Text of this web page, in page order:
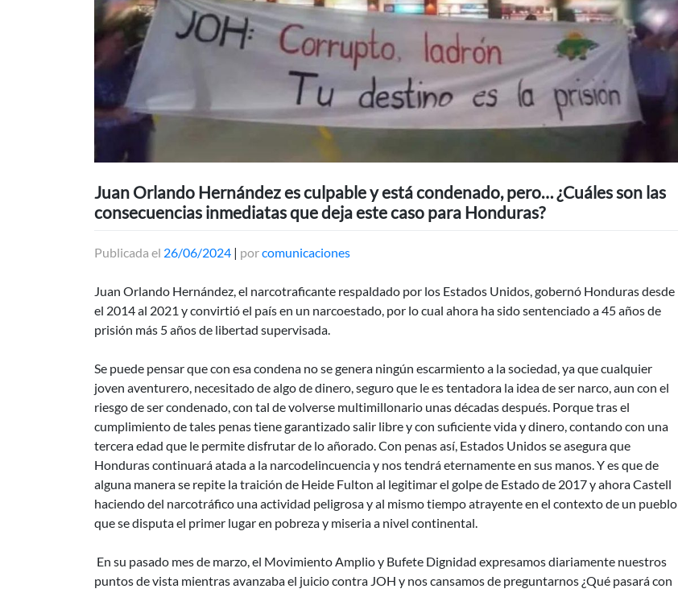
Juan Orlando Hernández es culpable y está condenado, pero… ¿Cuáles son las
consecuencias inmediatas que deja este caso para Honduras?
Publicada el 26/06/2024 | porcomunicaciones
Juan Orlando Hernández, el narcotraficante respaldado por los Estados Unidos, gobernó Honduras desde
el 2014 al 2021 y convirtió el país en un narcoestado, por lo cual ahora ha sido sentenciado a 45 años de
prisión más 5 años de libertad supervisada.
Se puede pensar que con esa condena no se genera ningún escarmiento a la sociedad, ya que cualquier
joven aventurero, necesitado de algo de dinero, seguro que le es tentadora la idea de ser narco, aun con el
riesgo de ser condenado, con tal de volverse multimillonario unas décadas después. Porque tras el
cumplimiento de tales penas tiene garantizado salir libre y con suficiente vida y dinero, contando con una
tercera edad que le permite disfrutar de lo añorado. Con penas así, Estados Unidos se asegura que
Honduras continuará atada a la narcodelincuencia y nos tendrá eternamente en sus manos. Y es que de
alguna manera se repite la traición de Heide Fulton al legitimar el golpe de Estado de 2017 y ahora Castell
haciendo del narcotráfico una actividad peligrosa y al mismo tiempo atrayente en el contexto de un pueblo
que se disputa el primer lugar en pobreza y miseria a nivel continental.
En su pasado mes de marzo, el Movimiento Amplio y Bufete Dignidad expresamos diariamente nuestros
puntos de vista mientras avanzaba el juicio contra JOH y nos cansamos de preguntarnos ¿Qué pasará con